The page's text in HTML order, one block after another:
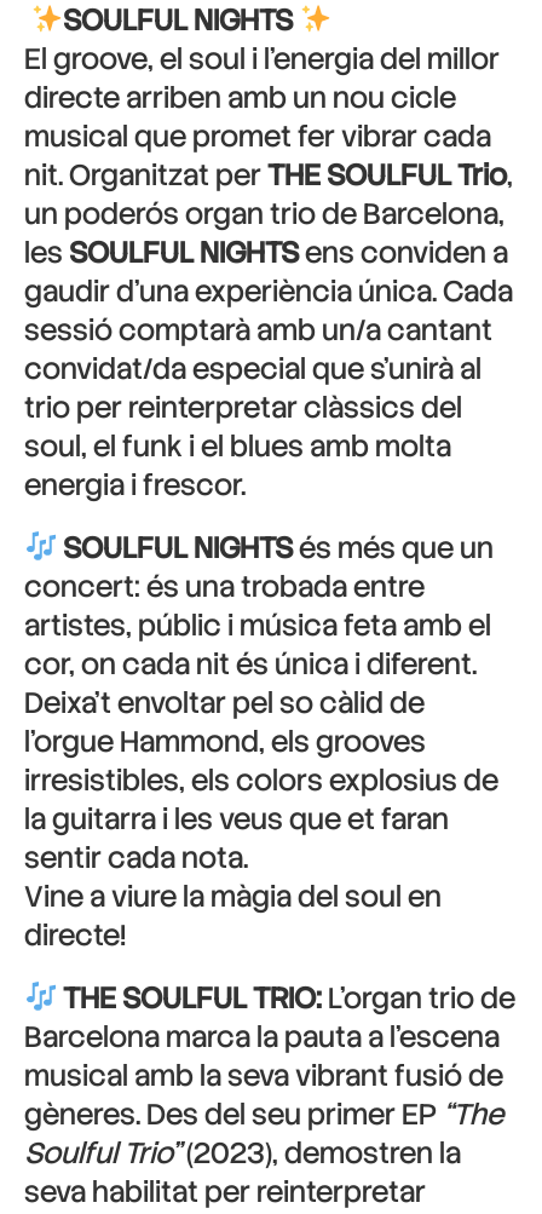
SOULFUL NIGHTS
El groove, el soul i l’energia del millor
directe arriben amb un nou cicle
musical que promet fer vibrar cada
nit. Organitzat perTHE SOULFUL Trio,
un poderós organ trio de Barcelona,
les SOULFUL NIGHTSens conviden a
gaudir d’una experiència única. Cada
sessió comptarà amb un/a cantant
convidat/da especial que s’unirà al
trio per reinterpretar clàssics del
soul, el funk i el blues amb molta
energia i frescor.
SOULFUL NIGHTSés més que un
concert: és una trobada entre
artistes, públic i música feta amb el
cor, on cada nit és única i diferent.
Deixa’t envoltar pel so càlid de
l’orgue Hammond, els grooves
irresistibles, els colors explosius de
la guitarra i les veus que et faran
sentir cada nota.
Vine a viure la màgia del soul en
directe!
THE SOULFUL TRIO:L’organ trio de
Barcelona marca la pauta a l’escena
musical amb la seva vibrant fusió de
gèneres. Des del seu primer EP “The
Soulful Trio”(2023), demostren la
seva habilitat per reinterpretar